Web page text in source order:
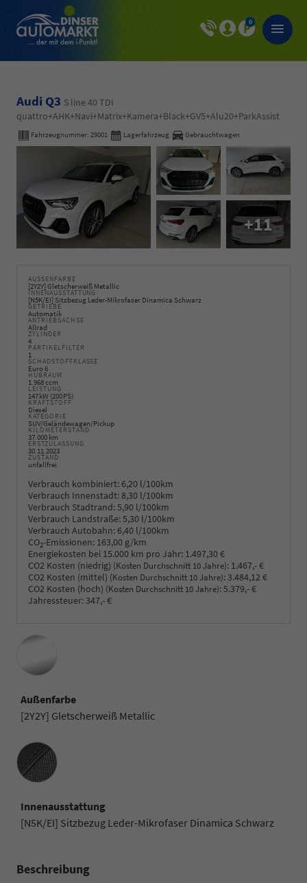
0
Audi Q3 S line 40 TDI
quattro+AHK+Navi+Matrix+Kamera+Black+GV5+Alu20+ParkAssist
Fahrzeugnummer: 29001 Lagerfahrzeug Gebrauchtwagen
+11
AUSSENFARBE
[2Y2Y] Gletscherweiß Metallic
INNENAUSSTATTUNG
[N5K/EI] Sitzbezug Leder-Mikrofaser Dinamica Schwarz
GETRIEBE
Automatik
ANTRIEBSACHSE
Allrad
ZYLINDER
4
PARTIKELFILTER
1
SCHADSTOFFKLASSE
Euro 6
HUBRAUM
1.968 ccm
LEISTUNG
147 kW (200 PS)
KRAFTSTOFF
Diesel
KATEGORIE
SUV/Geländewagen/Pickup
KILOMETERSTAND
37.000 km
ERSTZULASSUNG
30.11.2023
ZUSTAND
unfallfrei
Verbrauch kombiniert: 6,20 l/100km
Verbrauch Innenstadt:8,30 l/100km
Verbrauch Stadtrand:5,90 l/100km
Verbrauch Landstraße:5,30 l/100km
Verbrauch Autobahn: 6,40 l/100km
CO2-Emissionen: 163,00 g/km
Energiekosten bei 15.000 km pro Jahr: 1.497,30 €
CO2 Kosten (niedrig) (Kosten Durchschnitt 10 Jahre): 1.467,- €
CO2 Kosten (mittel) (Kosten Durchschnitt 10 Jahre):3.484,12 €
CO2 Kosten (hoch) (Kosten Durchschnitt 10 Jahre):5.379,- €
Jahressteuer:347,- €
Außenfarbe
[2Y2Y] Gletscherweiß Metallic
Innenausstattung
Innenausstattung
[N5K/EI] Sitzbezug Leder-Mikrofaser Dinamica Schwarz
Beschreibung